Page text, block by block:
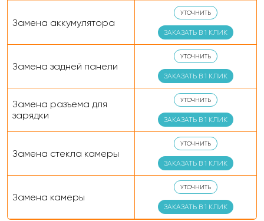
Замена аккумулятора
УТОЧНИТЬ
ЗАКАЗАТЬ В 1 КЛИК
Замена задней панели
УТОЧНИТЬ
ЗАКАЗАТЬ В 1 КЛИК
Замена разъема для
зарядки
УТОЧНИТЬ
ЗАКАЗАТЬ В 1 КЛИК
Замена стекла камеры
УТОЧНИТЬ
ЗАКАЗАТЬ В 1 КЛИК
Замена камеры
УТОЧНИТЬ
ЗАКАЗАТЬ В 1 КЛИК